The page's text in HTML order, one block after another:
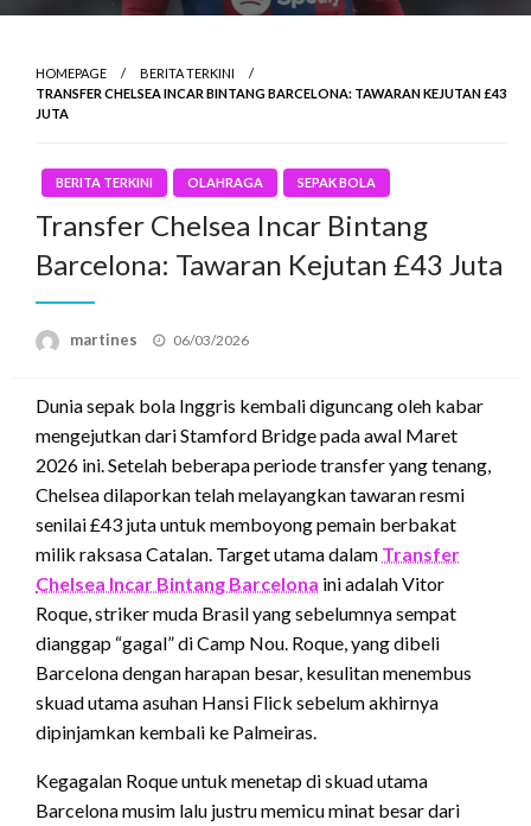
HOMEPAGE
BERITA TERKINI
TRANSFER CHELSEA INCAR BINTANG BARCELONA: TAWARAN KEJUTAN £43
JUTA
BERITA TERKINI OLAHRAGA SEPAK BOLA
Transfer Chelsea Incar Bintang
Barcelona: Tawaran Kejutan £43 Juta
martines
Posted
06/03/2026
Dunia sepak bola Inggris kembali diguncang oleh kabar
mengejutkan dari Stamford Bridge pada awal Maret
2026 ini. Setelah beberapa periode transfer yang tenang,
Chelsea dilaporkan telah melayangkan tawaran resmi
senilai £43 juta untuk memboyong pemain berbakat
milik raksasa Catalan. Target utama dalam Transfer
Chelsea Incar Bintang Barcelona ini adalah Vitor
Roque, striker muda Brasil yang sebelumnya sempat
dianggap “gagal” di Camp Nou. Roque, yang dibeli
Barcelona dengan harapan besar, kesulitan menembus
skuad utama asuhan Hansi Flick sebelum akhirnya
dipinjamkan kembali ke Palmeiras.
Kegagalan Roque untuk menetap di skuad utama
Barcelona musim lalu justru memicu minat besar dari